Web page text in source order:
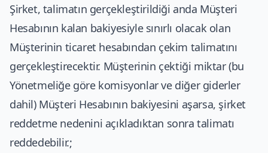
Şirket, talimatın gerçekleştirildiği anda Müşteri
Hesabının kalan bakiyesiyle sınırlı olacak olan
Müşterinin ticaret hesabından çekim talimatını
gerçekleştirecektir. Müşterinin çektiği miktar (bu
Yönetmeliğe göre komisyonlar ve diğer giderler
dahil) Müşteri Hesabının bakiyesini aşarsa, şirket
reddetme nedenini açıkladıktan sonra talimatı
reddedebilir.;